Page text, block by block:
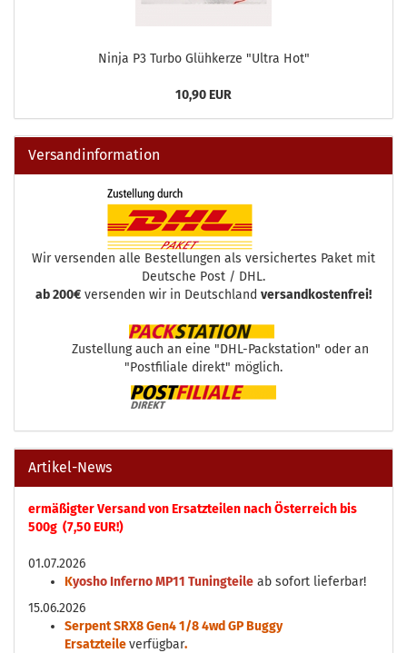
Ninja P3 Turbo Glühkerze "Ultra Hot"
10,90 EUR
Versandinformation
Wir versenden alle Bestellungen als versichertes Paket mit
Deutsche Post / DHL.
ab 200€ versenden wir in Deutschland versandkostenfrei!
Zustellung auch an eine "DHL-Packstation" oder an
"Postfiliale direkt" möglich.
Artikel-News
ermäßigter Versand von Ersatzteilen nach Österreich bis
500g (7,50 EUR!)
01.07.2026
Kyosho Inferno MP11 Tuningteile ab sofort lieferbar!
15.06.2026
Serpent SRX8 Gen4 1/8 4wd GP Buggy
Ersatzteileverfügbar.